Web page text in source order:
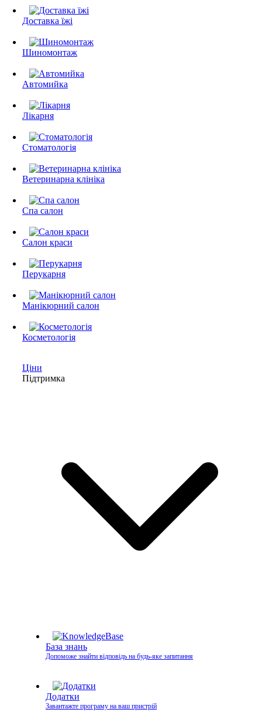
Доставка їжі
Шиномонтаж
Автомийка
Лікарня
Стоматологія
Ветеринарна клініка
Спа салон
Салон краси
Перукарня
Манікюрний салон
Косметологія
Ціни
Підтримка
База знань
Допоможе знайти відповідь на будь-яке запитання
Додатки
Завантажте програму на ваш пристрій